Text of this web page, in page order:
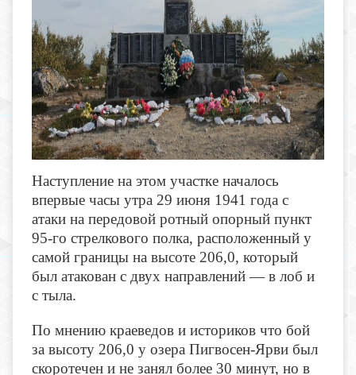
Наступление на этом участке началось
впервые часы утра 29 июня 1941 года с
атаки на передовой ротный опорный пункт
95-го стрелкового полка, расположенный у
самой границы на высоте 206,0, который
был атакован с двух направлений — в лоб и
с тыла.
По мнению краеведов и историков что бой
за высоту 206,0 у озера Пигвосен-Ярви был
скоротечен и не занял более 30 минут, но в